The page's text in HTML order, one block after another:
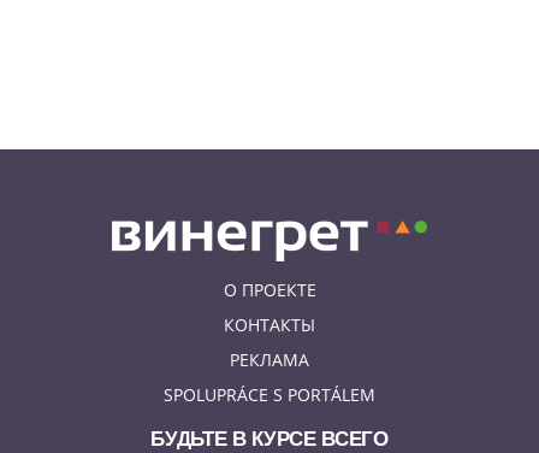
О ПРОЕКТЕ
КОНТАКТЫ
РЕКЛАМА
SPOLUPRÁCE S PORTÁLEM
БУДЬТЕ В КУРСЕ ВСЕГО